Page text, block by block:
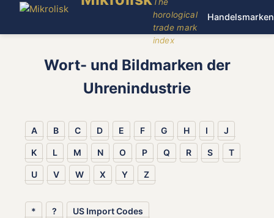
horological
trade mark
index
Handelsmarken
Wort- und Bildmarken der
Uhrenindustrie
A B C D E F G H I J
K L M N O P Q R S T
U V W X Y Z
* ? US Import Codes